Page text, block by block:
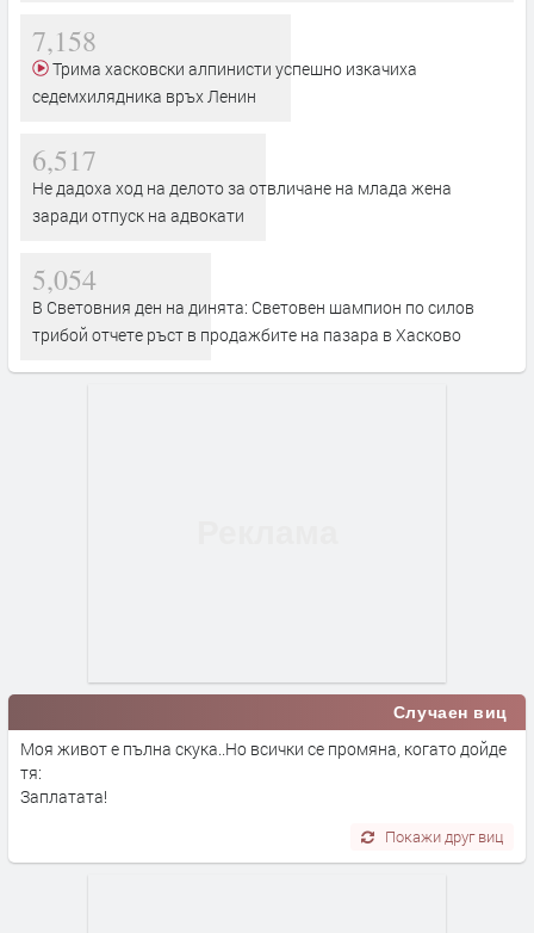
7,158
седемхилядника връх Ленин
6,517
Не дадоха ход на делото за отвличане на млада жена
заради отпуск на адвокати
5,054
В Световния ден на динята: Световен шампион по силов
трибой отчете ръст в продажбите на пазара в Хасково
Случаен виц
Моя живот е пълна скука..Но всички се промяна, когато дойде
тя:
Заплатата!
Покажи друг виц